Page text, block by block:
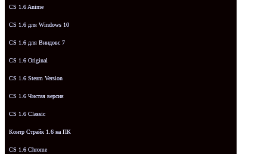
CS 1.6 Anime
CS 1.6 для Windows 10
CS 1.6 для Виндовс 7
CS 1.6 Original
CS 1.6 Steam Version
CS 1.6 Чистая версия
CS 1.6 Classic
Контр Страйк 1.6 на ПК
CS 1.6 Chrome